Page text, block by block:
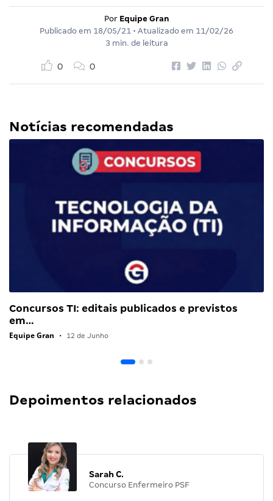
Por Equipe Gran
Publicado em 18/05/21 • Atualizado em 11/02/26
3 min. de leitura
0 0
Notícias recomendadas
Concursos TI: editais publicados e previstos
em…
Equipe Gran • 12 de Junho
Depoimentos relacionados
Sarah C.
Concurso Enfermeiro PSF